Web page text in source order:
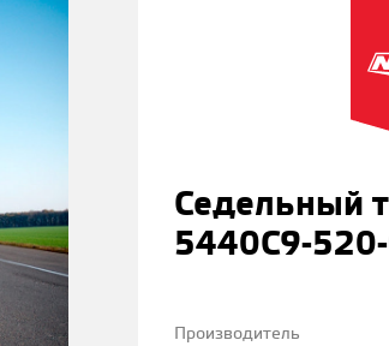
Седельный
5440С9-
Производитель